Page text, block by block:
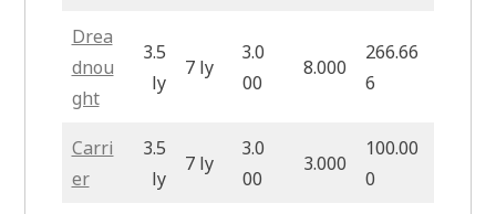
Drea
dnou
ght
3.5
ly
7 ly
3.0
00
8.000
266.66
6
Carri
er
3.5
ly
7 ly
3.0
00
3.000
100.00
0